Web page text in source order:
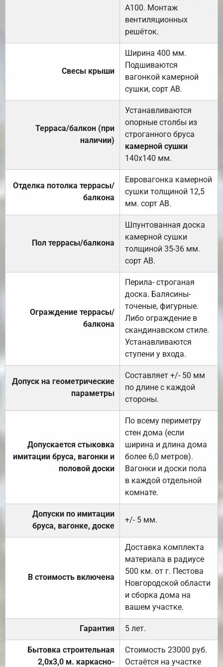
А100. Монтаж
вентиляционных
решёток.
Свесы крыши
Ширина 400 мм.
Подшиваются
вагонкой камерной
сушки, сорт АВ.
Терраса/балкон (при
наличии)
Устанавливаются
опорные столбы из
строганного бруса
камерной сушки
140х140 мм.
Отделка потолка террасы/
балкона
Евровагонка камерной
сушки толщиной 12,5
мм. сорт АВ.
Пол террасы/балкона
Шпунтованная доска
камерной сушки
толщиной 35-36 мм.
сорт АВ.
Ограждение террасы/
балкона
Перила- строганая
доска. Балясины-
точеные, фигурные.
Либо ограждение в
скандинавском стиле.
Устанавливаются
ступени у входа.
Допуск на геометрические
параметры
Составляет +/- 50 мм
по длине с каждой
стороны.
Допускается стыковка
имитации бруса, вагонки и
половой доски
По всему периметру
стен дома (если
ширина и длина дома
более 6,0 метров).
Вагонки и доски пола
в каждой отдельной
комнате.
Допуски по имитации
бруса, вагонке, доске
+/- 5 мм.
В стоимость включена
Доставка комплекта
материала в радиусе
500 км. от г. Пестова
Новгородской области
и сборка дома на
вашем участке.
Гарантия 5 лет.
Бытовка строительная
2,0х3,0 м. каркасно-
Стоимость 23000 руб.
Остаётся на участке